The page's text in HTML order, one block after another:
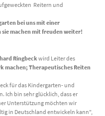
Reitern und
bei uns mit einer
machen mit freuden weiter!
Ringbeck wird Leiter des
machen; Therapeutisches Reiten
für das Kindergarten- und
Ich bin sehr glücklich, dass er
Unterstützung möchten wir
in Deutschland entwickeln kann",